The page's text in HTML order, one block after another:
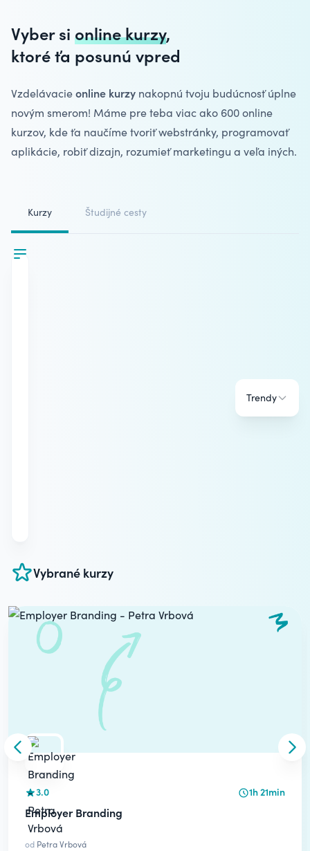
Vyber si online kurzy,
ktoré ťa posunú vpred
Vzdelávacieonline kurzy nakopnú tvoju budúcnosť úplne
novým smerom! Máme pre teba viac ako 600 online
kurzov, kde ťa naučíme tvoriť webstránky, programovať
aplikácie, robiť dizajn, rozumieť marketingu a veľa iných.
Kurzy Študijné cesty
Trendy
Vybrané kurzy
Carousel
Skip to previous slide
3.0 1h 21min
Employer Branding
od Petra Vrbová